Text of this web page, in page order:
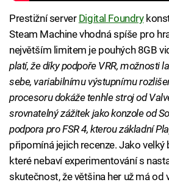
Prestižní server Digital Foundry
Steam Machine vhodná spíše pro
největším limitem je pouhých 8GB
platí, že díky podpoře VRR, možnosti
sebe, variabilnímu výstupnímu
procesoru dokáže tenhle stroj od
srovnatelný zážitek jako konzole od
podpora pro FSR 4, kterou základní
připomíná jejich recenze. Jako velký
které nebaví experimentování s
skutečnost, že většina her už má od